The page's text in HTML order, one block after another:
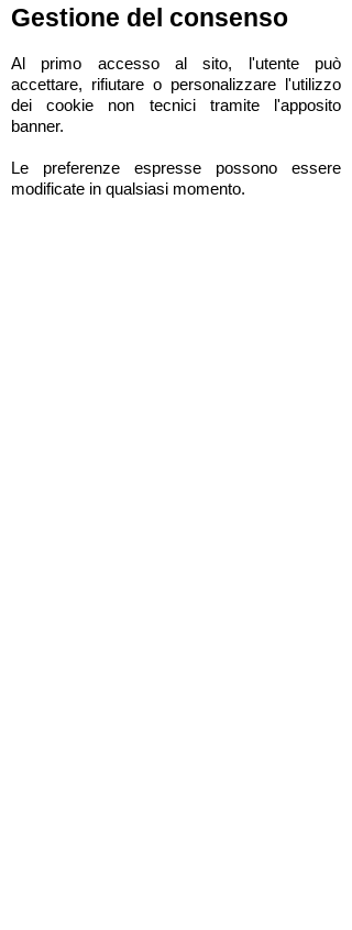
Gestione del consenso
Al primo accesso al sito, l'utente può
accettare, rifiutare o personalizzare l'utilizzo
dei cookie non tecnici tramite l'apposito
banner.
Le preferenze espresse possono essere
modificate in qualsiasi momento.